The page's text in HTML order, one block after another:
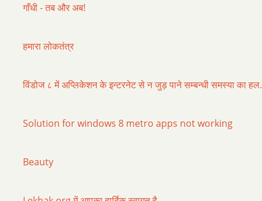
गाँधी - तब और अब!
हमारा लोकतंत्र
विंडोज ८ में अप्लिकेशन के इन्टरनेट से न जुड़ पाने सम्बन्धी समस्या का हल.
Solution for windows 8 metro apps not working
Beauty